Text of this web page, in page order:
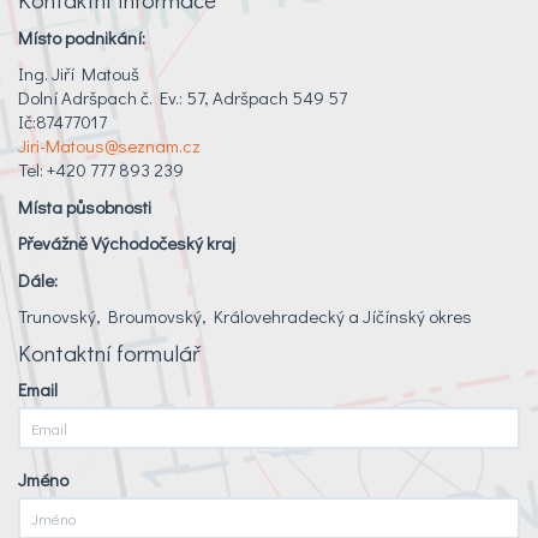
Místo podnikání:
Ing. Jiří Matouš
Dolní Adršpach č. Ev.: 57, Adršpach 549 57
Ič:87477017
Jiri-Matous@seznam.cz
Tel: +420 777 893 239
Místa působnosti
Převážně Východočeský kraj
Dále:
Trunovský, Broumovský, Královehradecký a Jíčínský okres
Kontaktní formulář
Email
Jméno